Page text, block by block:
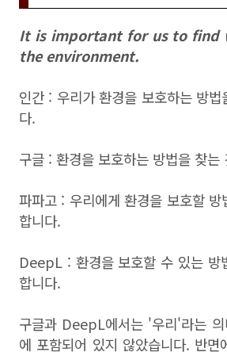
It is important for us to find
the environment.
인간 : 우리가 환경을 보호하는 방
다.
구글 : 환경을 보호하는 방법을 찾는
파파고 : 우리에게 환경을 보호할
합니다.
DeepL : 환경을 보호할 수 있는 방
합니다.
구글과 DeepL에서는 '우리'라는 의
에 포함되어 있지 않았습니다. 반